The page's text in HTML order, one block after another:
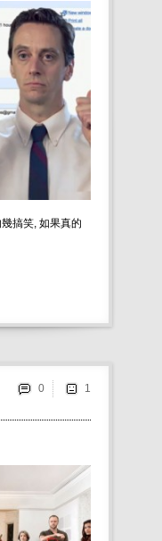
搞笑, 如果真的
0